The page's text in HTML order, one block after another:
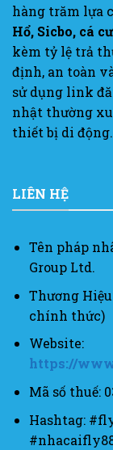
hàng trăm lựa
Hổ, Sicbo, cá
kèm tỷ lệ trả
định, an toàn
sử dụng link
nhật thường
thiết bị di động.
LIÊN HỆ
Tên pháp
Group Ltd.
Thương
chính thức)
Website:
https://
Mã số thuế:
Hashtag: